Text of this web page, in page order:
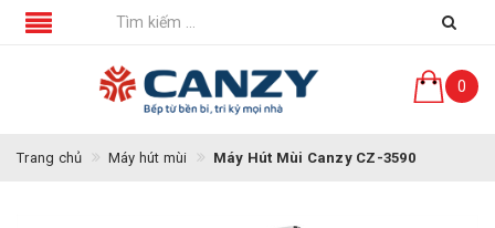
0
Trang chủ Máy hút mùi Máy Hút Mùi Canzy CZ-3590